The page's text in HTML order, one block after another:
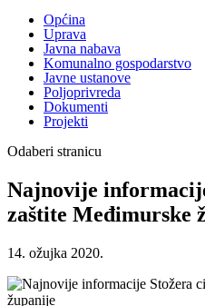
Općina
Uprava
Javna nabava
Komunalno gospodarstvo
Javne ustanove
Poljoprivreda
Dokumenti
Projekti
Odaberi stranicu
Najnovije
zaštite Međimurske
14. ožujka 2020.